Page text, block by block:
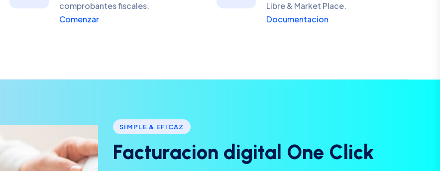
comprobantes fiscales.
Comenzar
Libre & Market Place.
Documentacion
SIMPLE & EFICAZ
Facturacion d igita One C ick